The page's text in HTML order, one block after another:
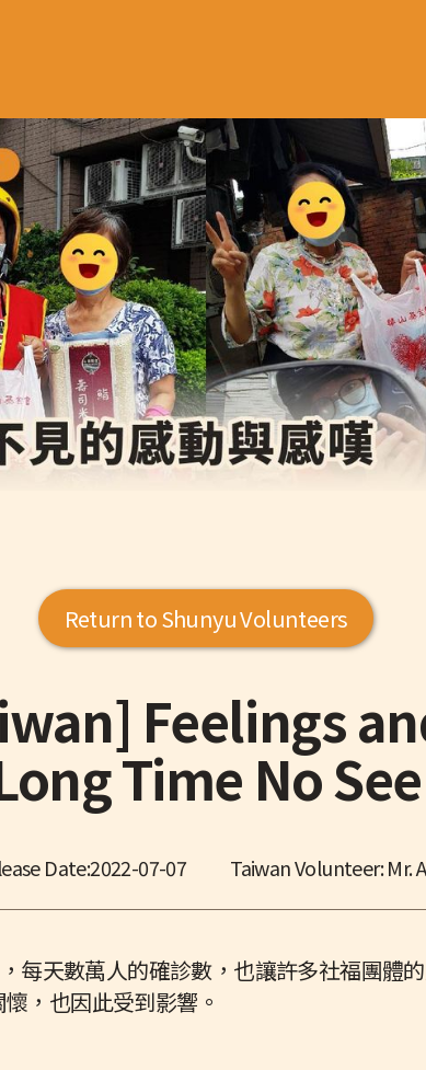
Return to Shunyu Volunteers
Feelings
Time No See
Date:2022-07-07 Taiwan Volunteer: Mr.
每天數萬人的確診數，也讓許多社福團體
，也因此受到影響。